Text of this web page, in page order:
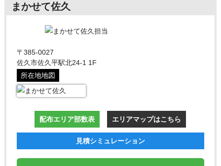
まかせて佐久
〒385-0027
佐久市佐久平駅北24-1 1F
所在地地図
配布エリア部数表 エリアマップはこちら
見積シミュレーション